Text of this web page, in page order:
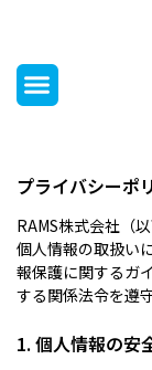
プライバシーポ
RAMS株式会社（
個人情報の取扱い
報保護に関するガ
する関係法令を遵
1. 個人情報の安